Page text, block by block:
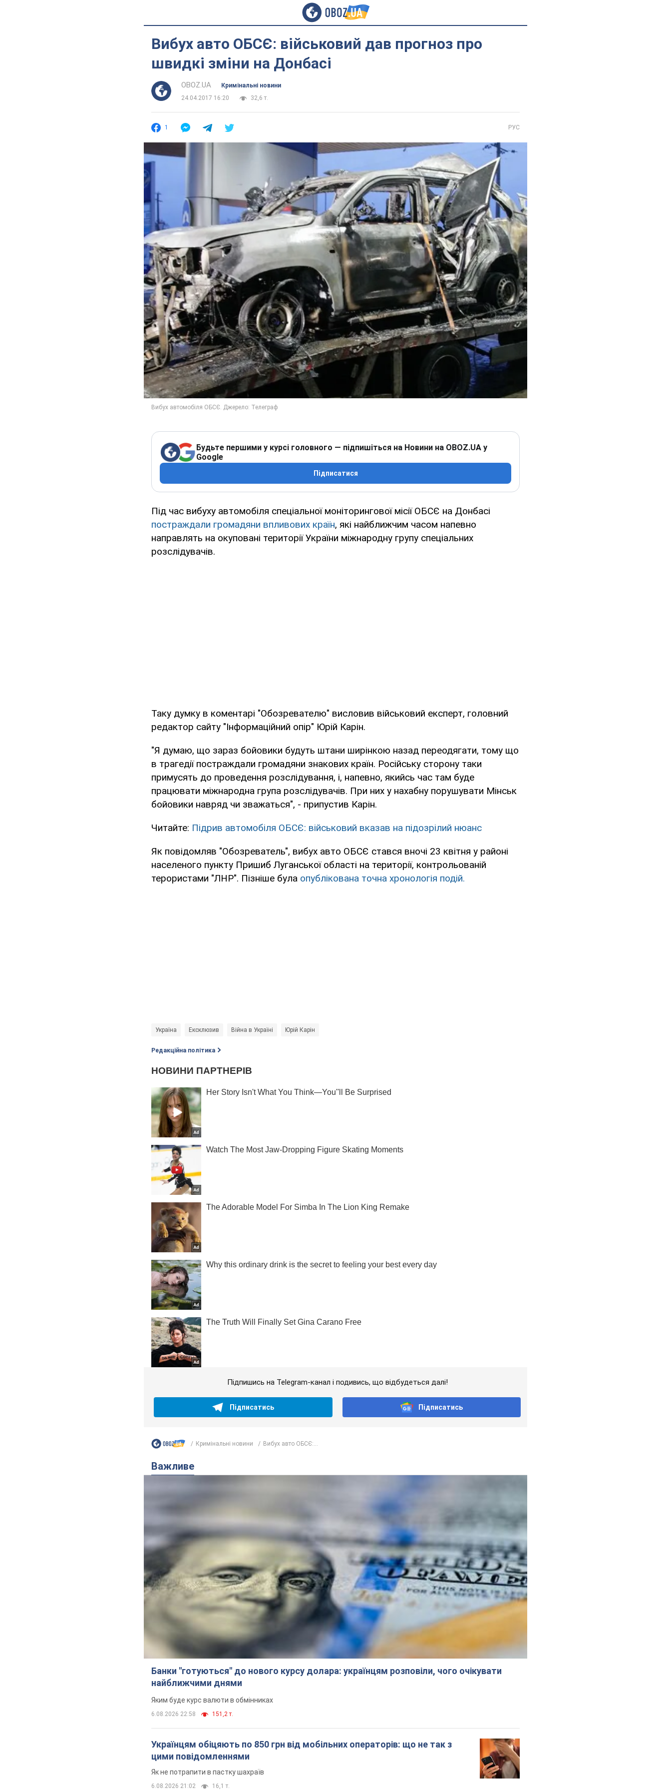
Вибух авто ОБСЄ: військовий дав прогноз про
швидкі зміни на Донбасі
OBOZ.UA
Кримінальні новини
24.04.2017 16:20
32,6 т.
1 РУС
Будьте першими у курсі головного — підпишіться на Новини на OBOZ.UA у
Google
Підписатися
Під час вибуху автомобіля спеціальної моніторингової місії ОБСЄ на Донбасі
постраждали громадяни впливових країн, які найближчим часом напевно
направлять на окуповані території України міжнародну групу спеціальних
розслідувачів.
Таку думку в коментарі "Обозревателю" висловив військовий експерт, головний
редактор сайту "Інформаційний опір" Юрій Карін.
"Я думаю, що зараз бойовики будуть штани ширінкою назад переодягати, тому що
в трагедії постраждали громадяни знакових країн. Російську сторону таки
примусять до проведення розслідування, і, напевно, якийсь час там буде
працювати міжнародна група розслідувачів. При них у нахабну порушувати Мінськ
бойовики навряд чи зважаться", - припустив Карін.
Читайте: Підрив автомобіля ОБСЄ: військовий вказав на підозрілий нюанс
Як повідомляв "Обозреватель", вибух авто ОБСЄ стався вночі 23 квітня у районі
населеного пункту Пришиб Луганської області на території, контрольованій
терористами "ЛНР". Пізніше була опублікована точна хронологія подій.
Україна Ексклюзив Війна в Україні Юрій Карін
Редакційна політика
Підпишись на Telegram-канал і подивись, що відбудеться далі!
Підписатись Підписатись
Кримінальні новини Вибух авто ОБСЄ:...
Важливе
Банки "готуються" до нового курсу долара: українцям розповіли, чого очікувати
найближчими днями
Яким буде курс валюти в обмінниках
6.08.2026 22:58 151,2 т.
Українцям обіцяють по 850 грн від мобільних операторів: що не так з
цими повідомленнями
Як не потрапити в пастку шахраїв
6.08.2026 21:02 16,1 т.